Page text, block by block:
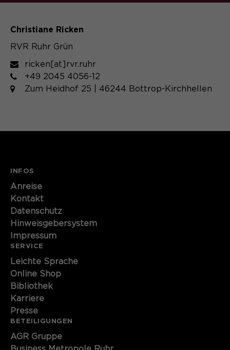
Christiane Ricken
RVR Ruhr Grün
ricken[at]rvr.ruhr
+49 2045 4056-12
Zum Heidhof 25 | 46244 Bottrop-Kirchhellen
INFOS
Anreise
Kontakt
Datenschutz
Hinweisgebersystem
Impressum
SERVICE
Leichte Sprache
Online Shop
Bibliothek
Karriere
Presse
BETEILIGUNGEN
AGR Gruppe